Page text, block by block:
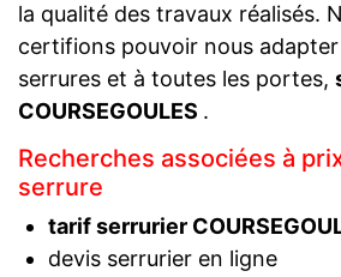
la qualité des travaux réalisés.
certifions pouvoir nous
serrures et à toutes les portes,
COURSEGOULES .
Recherches associées à
serrure
tarif serrurier
devis serrurier en ligne